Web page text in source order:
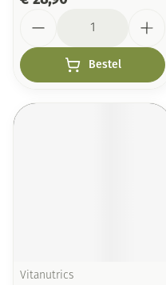
Bestel
Vitanutrics